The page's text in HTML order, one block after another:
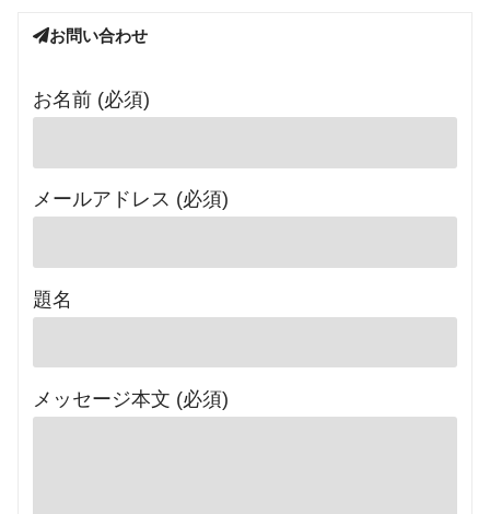
お問い合わせ
お名前 (必須)
メールアドレス (必須)
題名
メッセージ本文 (必須)